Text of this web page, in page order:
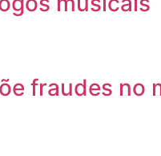
fraudes no